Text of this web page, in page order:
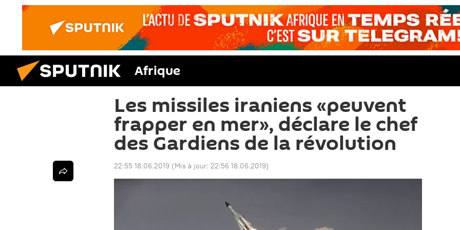
Afrique
Les missiles iraniens «peuvent
frapper en mer», déclare le chef
des Gardiens de la révolution
22:55 18.06.2019 (Mis à jour: 22:56 18.06.2019)